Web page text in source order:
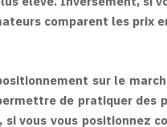
comparent les prix
sur le
de pratiquer
vous vous positionnez